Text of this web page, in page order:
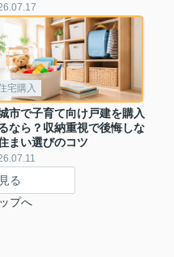
宅購入
市で子育て向け戸建を購入
なら？収納重視で後悔しな
まい選びのコツ
る
プへ